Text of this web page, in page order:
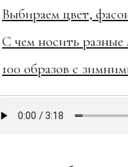
Выбираем цвет,
С чем носить
100 образов с